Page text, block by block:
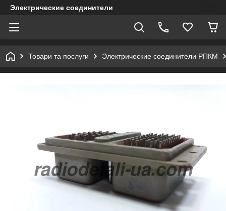
Электрические соединители
Товари та послуги Электрические соединители РПКМ